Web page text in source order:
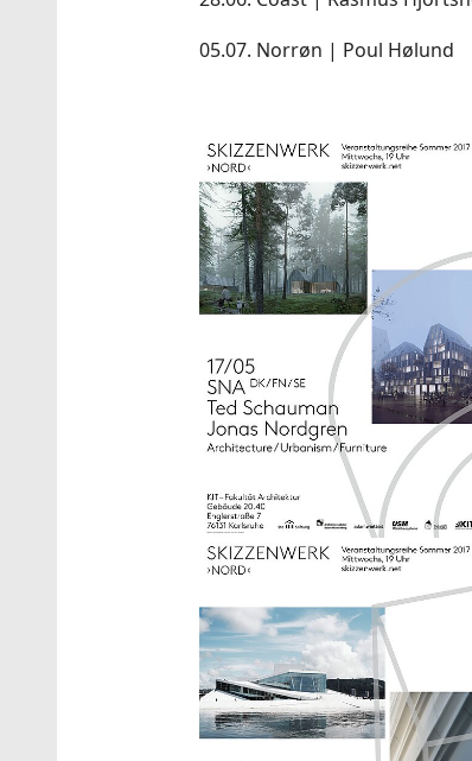
05.07. Norrøn | Poul Hølund
Show larger version
Show larger version